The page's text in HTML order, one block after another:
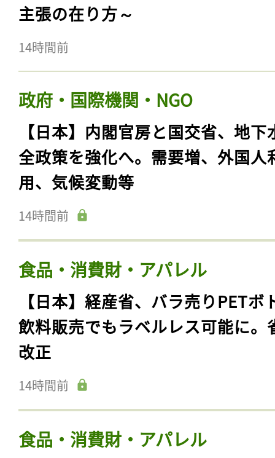
主張の在り方～
14時間前
政府・国際機関・NGO
【日本】内閣官房と国交省、地下
全政策を強化へ。需要増、外国人
用、気候変動等
14時間前
食品・消費財・アパレル
【日本】経産省、バラ売りPETボ
飲料販売でもラベルレス可能に。
改正
14時間前
食品・消費財・アパレル